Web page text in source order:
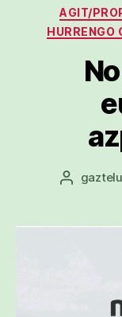
AGIT/
HURRENGO